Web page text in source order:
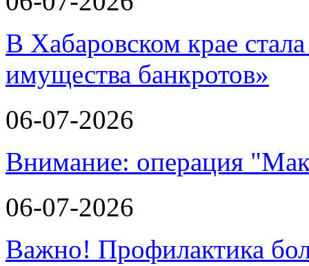
В Хабаровском крае
имущества банкротов»
06-07-2026
Внимание: операция
06-07-2026
Важно! Профилактика